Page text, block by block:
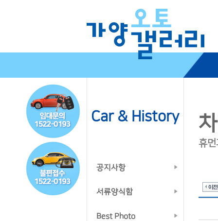
Car & History
공지사항
서류양식함
Best Photo
휴